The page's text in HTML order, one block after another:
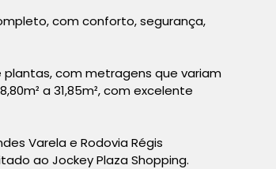
com conforto, segurança,
com metragens que variam
a 31,85m², com excelente
Varela e Rodovia Régis
ao Jockey Plaza Shopping.